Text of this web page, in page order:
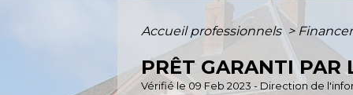
Accueil professionnels>
PRÊT GARANTI PAR
Vérifié le 09 Feb 2023 - Direction de